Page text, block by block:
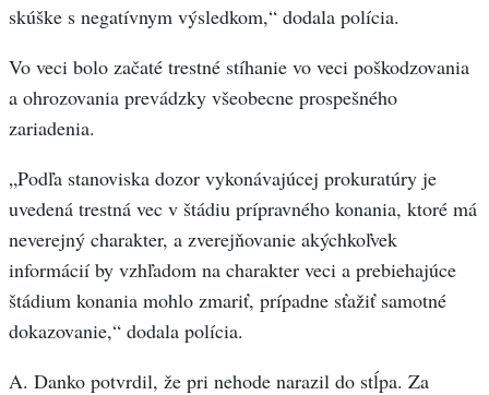
skúške s negatívnym výsledkom,“ dodala polícia.
Vo veci bolo začaté trestné stíhanie vo veci poškodzovania
a ohrozovania prevádzky všeobecne prospešného
zariadenia.
„Podľa stanoviska dozor vykonávajúcej prokuratúry je
uvedená trestná vec v štádiu prípravného konania, ktoré má
neverejný charakter, a zverejňovanie akýchkoľvek
informácií by vzhľadom na charakter veci a prebiehajúce
štádium konania mohlo zmariť, prípadne sťažiť samotné
dokazovanie,“ dodala polícia.
A. Danko potvrdil, že pri nehode narazil do stĺpa. Za